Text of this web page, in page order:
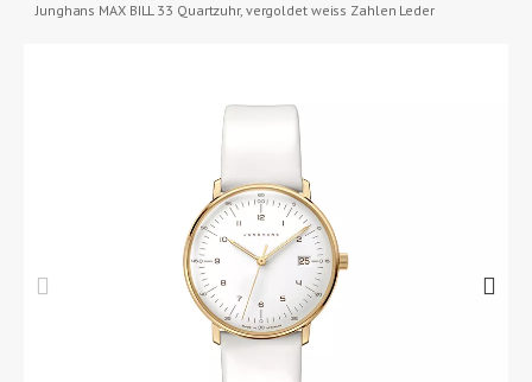
Junghans MAX BILL 33 Quartzuhr, vergoldet weiss Zahlen Leder